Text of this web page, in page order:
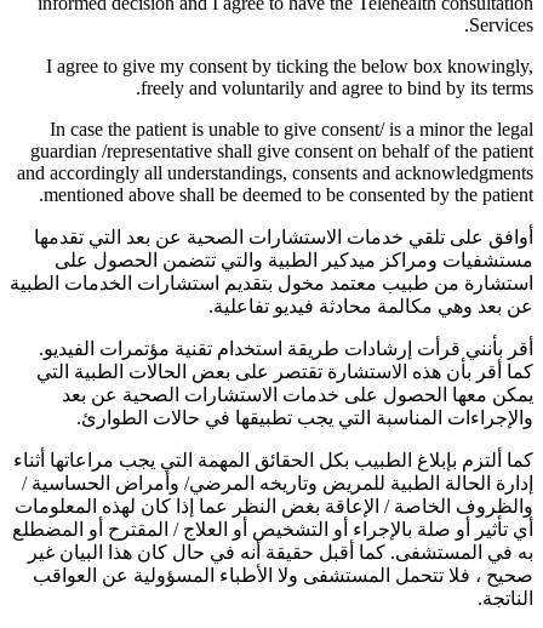
Services.
I agree to give my consent by ticking the below box knowingly,
freely and voluntarily and agree to bind by its terms.
In case the patient is unable to give consent/ is a minor the legal
guardian /representative shall give consent on behalf of the patient
and accordingly all understandings, consents and acknowledgments
mentioned above shall be deemed to be consented by the patient.
أوافق على تلقي خدمات الاستشارات الصحية عن بعد التي تقدمها
مستشفيات ومراكز ميدكير الطبية والتي تتضمن الحصول على
استشارة من طبيب معتمد مخول بتقديم استشارات الخدمات الطبية
عن بعد وهي مكالمة محادثة فيديو تفاعلية.
أقر بأنني قرأت إرشادات طريقة استخدام تقنية مؤتمرات الفيديو.
كما أقر بأن هذه الاستشارة تقتصر على بعض الحالات الطبية التي
يمكن معها الحصول على خدمات الاستشارات الصحية عن بعد
والإجراءات المناسبة التي يجب تطبيقها في حالات الطوارئ.
كما ألتزم بإبلاغ الطبيب بكل الحقائق المهمة التي يجب مراعاتها أثناء
إدارة الحالة الطبية للمريض وتاريخه المرضي/ وأمراض الحساسية /
والظروف الخاصة / الإعاقة بغض النظر عما إذا كان لهذه المعلومات
أي تأثير أو صلة بالإجراء أو التشخيص أو العلاج / المقترح أو المضطلع
به في المستشفى. كما أقبل حقيقة أنه في حال كان هذا البيان غير
صحيح ، فلا تتحمل المستشفى ولا الأطباء المسؤولية عن العواقب
الناتجة.